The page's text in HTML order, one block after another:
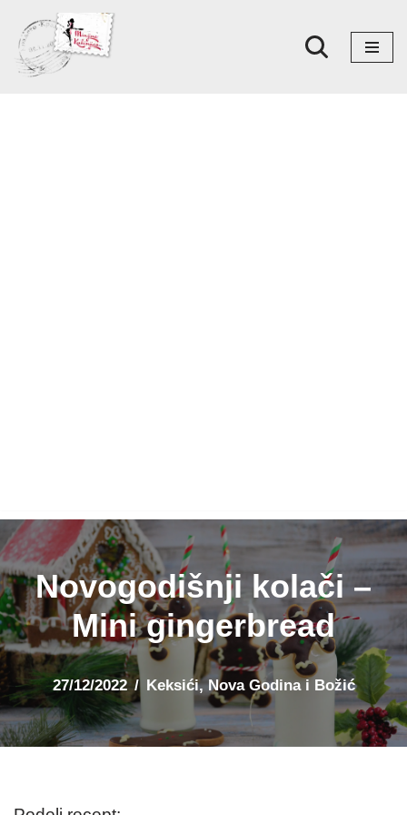
Skoči
na
Novogodišnji kolači –
Mini gingerbread
27/12/2022 Keksići,Nova Godina i Božić